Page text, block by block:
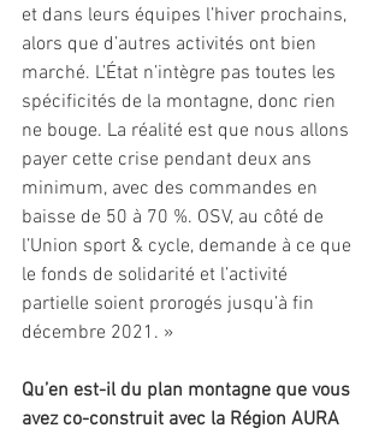
et dans leurs équipes l’hiver prochains,
alors que d’autres activités ont bien
marché. L’État n’intègre pas toutes les
spécificités de la montagne, donc rien
ne bouge. La réalité est que nous allons
payer cette crise pendant deux ans
minimum, avec des commandes en
baisse de 50 à 70 %. OSV, au côté de
l’Union sport & cycle, demande à ce que
le fonds de solidarité et l’activité
partielle soient prorogés jusqu’à fin
décembre 2021. »
Qu’en est-il du plan montagne que vous
avez co-construit avec la Région AURA